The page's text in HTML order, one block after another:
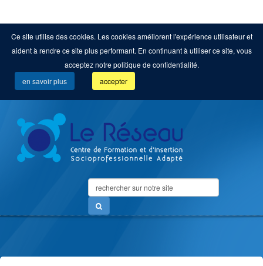
Ce site utilise des cookies. Les cookies améliorent l'expérience utilisateur et
aident à rendre ce site plus performant. En continuant à utiliser ce site, vous
acceptez notre politique de confidentialité.
en savoir plus
accepter
Search
...